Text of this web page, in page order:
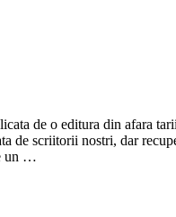
de o editura din afara
de scriitorii nostri, dar
un …